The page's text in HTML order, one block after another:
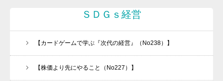
ＳＤＧｓ経営
【カードゲームで学ぶ『次代の経営』（No238）】
【株価より先にやること（No227）】